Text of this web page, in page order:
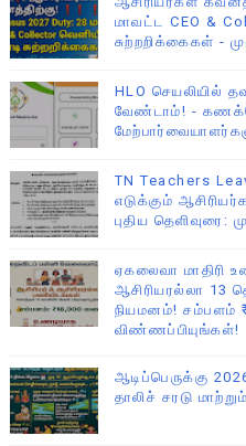
மாவட்ட CEO &
சுற்றறிக்கைகள் -
HLO செயலியில்
வேண்டாம்! -
TN Teachers
எடுக்கும்
புதிய தெளிவுரை:
ஏகலைவா மாதிரி
ஆசிரியரல்லா 13
நியமனம்! சம்பளம்
விண்ணப்பியுங்கள்!
ஆடிப்பெருக்கு
தாலிச் சரடு